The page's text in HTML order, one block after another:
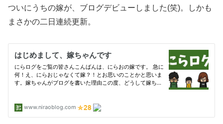
ついにうちの嫁が、ブログデビューしました(笑)。しかも
まさかの二日連続更新。